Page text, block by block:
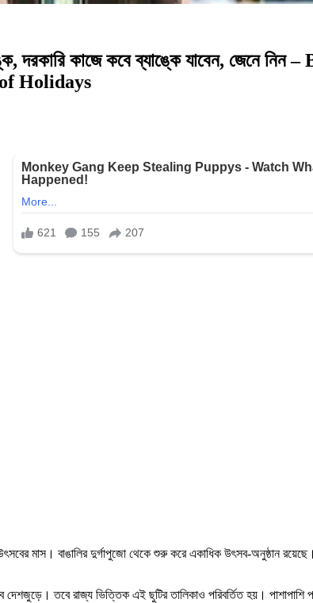
দরকারি কাজে কবে ব্যাঙ্কে যাবেন,
Holidays
মাস। বাঙালির দুর্গাপুজো থেকে শুরু করে একাধিক উৎসব-অনুষ্ঠান
দেশজুড়ে। তবে রাজ্য ভিত্তিক এই ছুটির তালিকাও পরিবর্তিত হয়। পাশাপাশি